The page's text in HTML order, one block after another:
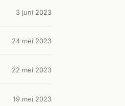
3 juni 2023
24 mei 2023
22 mei 2023
19 mei 2023